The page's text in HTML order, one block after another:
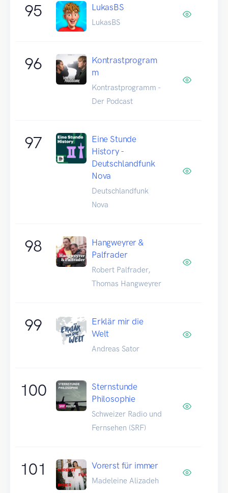
95 LukasBS
LukasBS
96
Kontrastprogram
m
Kontrastprogramm -
Der Podcast
97
Eine Stunde
History -
Deutschlandfunk
Nova
Deutschlandfunk
Nova
98
Hangweyrer &
Palfrader
Robert Palfrader,
Thomas Hangweyrer
99
Erklär mir die
Welt
Andreas Sator
100
Sternstunde
Philosophie
Schweizer Radio und
Fernsehen (SRF)
101 Vorerst für immer
Madeleine Alizadeh